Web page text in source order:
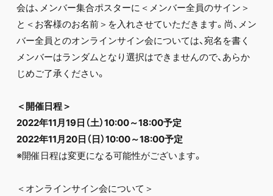
会は、メンバー集合ポスターに＜メンバー全員のサイン＞
と＜お客様のお名前＞を入れさせていただきます。尚、メン
バー全員とのオンラインサイン会については、宛名を書く
メンバーはランダムとなり選択はできませんので、あらか
じめご了承ください。
＜開催日程＞
2022年11月19日（土）10:00～18:00予定
2022年11月20日（日）10:00～18:00予定
※開催日程は変更になる可能性がございます。
＜オンラインサイン会について＞